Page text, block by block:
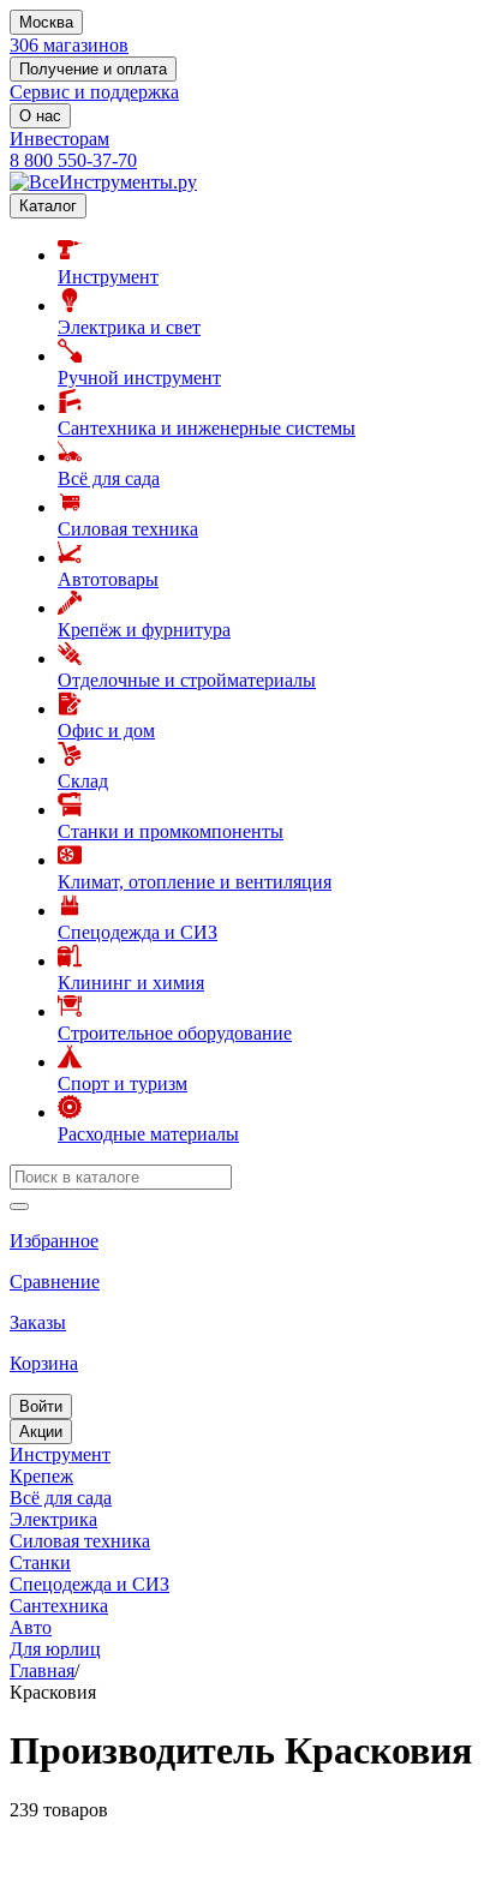
Москва
306 магазинов
Получение и оплата
Сервис и поддержка
О нас
Инвесторам
8 800 550-37-70
Каталог
Инструмент
Электрика и свет
Ручной инструмент
Сантехника и инженерные системы
Всё для сада
Силовая техника
Автотовары
Крепёж и фурнитура
Отделочные и стройматериалы
Офис и дом
Склад
Станки и промкомпоненты
Климат, отопление и вентиляция
Спецодежда и СИЗ
Клининг и химия
Строительное оборудование
Спорт и туризм
Расходные материалы
Избранное
Сравнение
Заказы
Корзина
Войти
Акции
Инструмент
Крепеж
Всё для сада
Электрика
Силовая техника
Станки
Спецодежда и СИЗ
Сантехника
Авто
Для юрлиц
Главная/
Красковия
Производитель Красковия
239 товаров